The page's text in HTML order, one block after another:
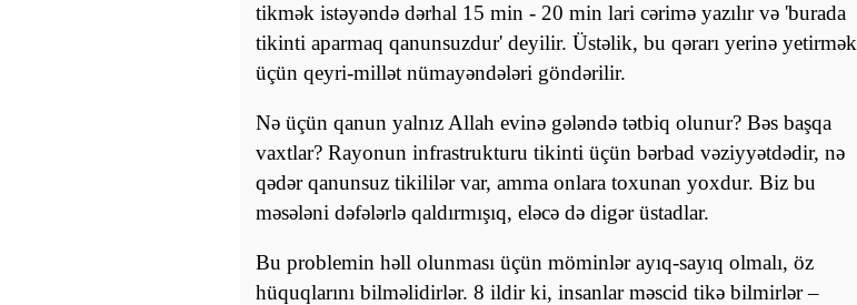
tikmək istəyəndə dərhal 15 min - 20 min lari cərimə yazılır və 'burada
tikinti aparmaq qanunsuzdur' deyilir. Üstəlik, bu qərarı yerinə yetirmək
üçün qeyri-millət nümayəndələri göndərilir.
Nə üçün qanun yalnız Allah evinə gələndə tətbiq olunur? Bəs başqa
vaxtlar? Rayonun infrastrukturu tikinti üçün bərbad vəziyyətdədir, nə
qədər qanunsuz tikililər var, amma onlara toxunan yoxdur. Biz bu
məsələni dəfələrlə qaldırmışıq, eləcə də digər üstadlar.
Bu problemin həll olunması üçün möminlər ayıq-sayıq olmalı, öz
hüquqlarını bilməlidirlər. 8 ildir ki, insanlar məscid tikə bilmirlər –